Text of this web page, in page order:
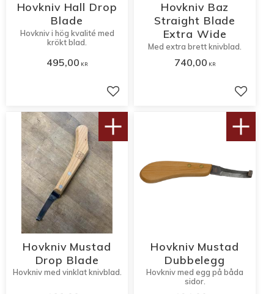
Hovkniv Hall Drop
Blade
Hovkniv i hög kvalité med
krökt blad.
495,00 KR
Lägg till i favoriter
Hovkniv Baz
Straight Blade
Extra Wide
Med extra brett knivblad.
740,00 KR
Lägg
Hovkniv Mustad
Drop Blade
Hovkniv med vinklat knivblad.
Hovkniv Mustad
Dubbelegg
Hovkniv med egg på båda
sidor.